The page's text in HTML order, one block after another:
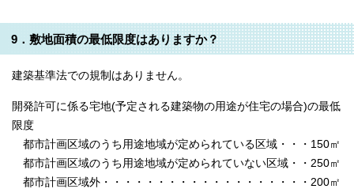
9．敷地面積の最低限度はありますか？
建築基準法での規制はありません。
開発許可に係る宅地(予定される建築物の用途が住宅の場合)の最低
限度
都市計画区域のうち用途地域が定められている区域・・・150㎡
都市計画区域のうち用途地域が定められていない区域・・250㎡
都市計画区域外・・・・・・・・・・・・・・・・・・・200㎡